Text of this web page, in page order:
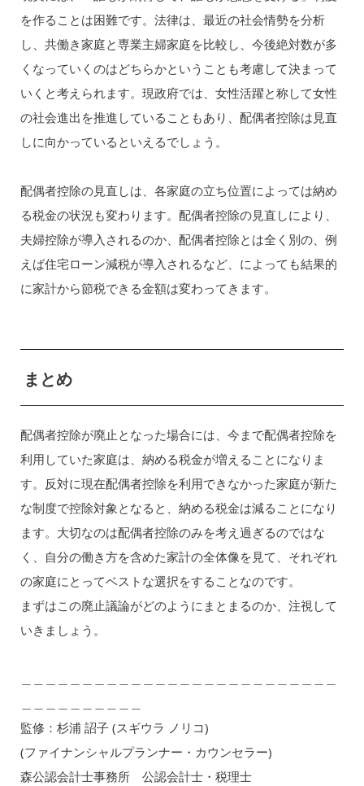
を作ることは困難です。法律は、最近の社会情勢を分析
し、共働き家庭と専業主婦家庭を比較し、今後絶対数が多
くなっていくのはどちらかということも考慮して決まって
いくと考えられます。現政府では、女性活躍と称して女性
の社会進出を推進していることもあり、配偶者控除は見直
しに向かっているといえるでしょう。
配偶者控除の見直しは、各家庭の立ち位置によっては納め
る税金の状況も変わります。配偶者控除の見直しにより、
夫婦控除が導入されるのか、配偶者控除とは全く別の、例
えば住宅ローン減税が導入されるなど、によっても結果的
に家計から節税できる金額は変わってきます。
まとめ
配偶者控除が廃止となった場合には、今まで配偶者控除を
利用していた家庭は、納める税金が増えることになりま
す。反対に現在配偶者控除を利用できなかった家庭が新た
な制度で控除対象となると、納める税金は減ることになり
ます。大切なのは配偶者控除のみを考え過ぎるのではな
く、自分の働き方を含めた家計の全体像を見て、それぞれ
の家庭にとってベストな選択をすることなのです。
まずはこの廃止議論がどのようにまとまるのか、注視して
いきましょう。
監修：杉浦 詔子 (スギウラ ノリコ)
(ファイナンシャルプランナー・カウンセラー)
森公認会計士事務所 公認会計士・税理士